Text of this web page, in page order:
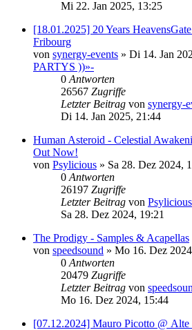
Mi 22. Jan 2025, 13:25
[18.01.2025] 20 Years
Fribourg
von synergy-events » Di 14. Jan
PARTYS ))»-
0 Antworten
26567 Zugriffe
Letzter Beitrag von synergy-
Di 14. Jan 2025, 21:44
Human Asteroid - Celestial
Out Now!
von Psylicious » Sa 28. Dez 2024,
0 Antworten
26197 Zugriffe
Letzter Beitrag von Psylicious
Sa 28. Dez 2024, 19:21
The Prodigy - Samples & Acapellas
von speedsound » Mo 16. Dez
0 Antworten
20479 Zugriffe
Letzter Beitrag von
Mo 16. Dez 2024, 15:44
[07.12.2024] Mauro Picotto @ Alte